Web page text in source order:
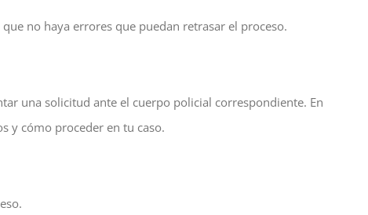
no haya errores que puedan retrasar el proceso.
una solicitud ante el cuerpo policial correspondiente. En
y cómo proceder en tu caso.